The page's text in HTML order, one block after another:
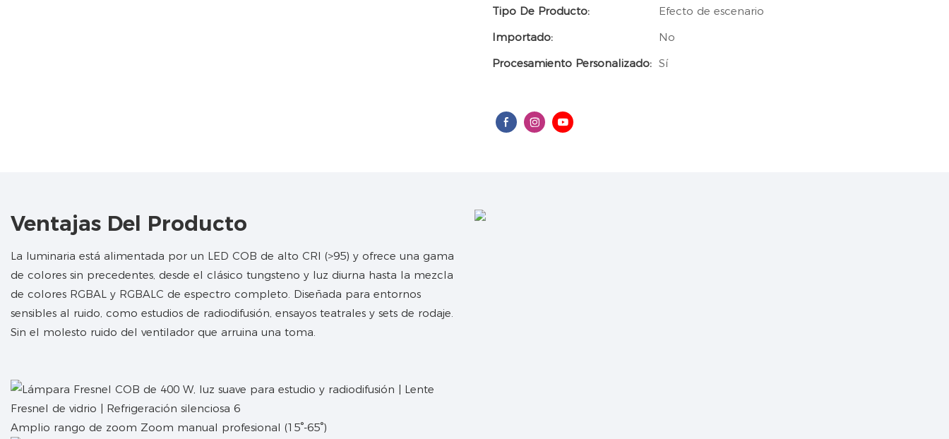
Tipo De Producto:
Efecto de escenario
Importado:
No
Procesamiento Personalizado: Sí
Ventajas Del Producto
La luminaria está alimentada por un LED COB de alto CRI (>95) y ofrece una gama
de colores sin precedentes, desde el clásico tungsteno y luz diurna hasta la mezcla
de colores RGBAL y RGBALC de espectro completo. Diseñada para entornos
sensibles al ruido, como estudios de radiodifusión, ensayos teatrales y sets de rodaje.
Sin el molesto ruido del ventilador que arruina una toma.
Amplio rango de zoom Zoom manual profesional (15°-65°)